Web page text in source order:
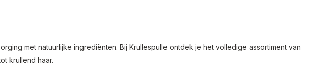
met natuurlijke ingrediënten. Bij Krullespulle ontdek je het volledige assortiment van
krullend haar.